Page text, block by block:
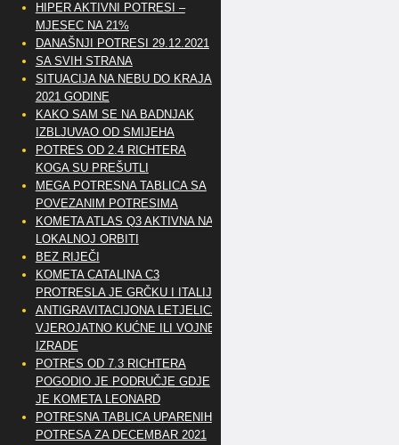
HIPER AKTIVNI POTRESI –
MJESEC NA 21%
DANAŠNJI POTRESI 29.12.2021
SA SVIH STRANA
SITUACIJA NA NEBU DO KRAJA
2021 GODINE
KAKO SAM SE NA BADNJAK
IZBLJUVAO OD SMIJEHA
POTRES OD 2.4 RICHTERA
KOGA SU PREŠUTLI
MEGA POTRESNA TABLICA SA
POVEZANIM POTRESIMA
KOMETA ATLAS Q3 AKTIVNA NA
LOKALNOJ ORBITI
BEZ RIJEČI
KOMETA CATALINA C3
PROTRESLA JE GRČKU I ITALIJU
ANTIGRAVITACIJONA LETJELICA
VJEROJATNO KUĆNE ILI VOJNE
IZRADE
POTRES OD 7.3 RICHTERA
POGODIO JE PODRUČJE GDJE
JE KOMETA LEONARD
POTRESNA TABLICA UPARENIH
POTRESA ZA DECEMBAR 2021